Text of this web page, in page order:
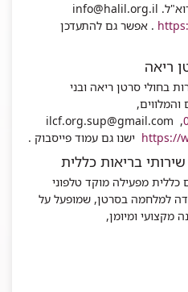
info@halil.org.il
. אפשר גם להתעדכן
ריאה
בחולי סרטן ריאה ובני
,
ilcf.org.sup@gmail.com
https:// ישנו גם עמוד פייסבוק .
בריאות כללית
כללית מפעילה מוקד טלפוני
למלחמה בסרטן, שמופעל על
מקצועי ומיומן,